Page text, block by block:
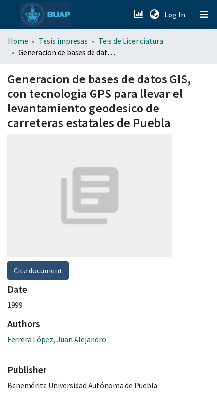
Log In (current)
menu.section.about_menu
Home Tesis impresas
Teis de Licenciatura
Generacion de bases de datos GIS, con tecnologia GPS para llevar el levantamiento geodesico de carreteras estatales de Puebla
Generacion de bases de datos GIS,
con tecnologia GPS para llevar el
levantamiento geodesico de
carreteras estatales de Puebla
Cite document
Date
1999
Authors
Ferrera López, Juan Alejandro
Publisher
Benemérita Universidad Autónoma de Puebla